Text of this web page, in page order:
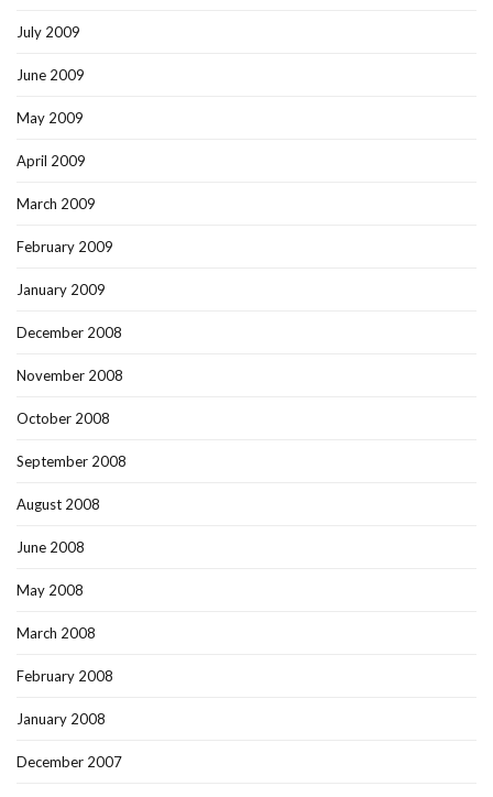
July 2009
June 2009
May 2009
April 2009
March 2009
February 2009
January 2009
December 2008
November 2008
October 2008
September 2008
August 2008
June 2008
May 2008
March 2008
February 2008
January 2008
December 2007